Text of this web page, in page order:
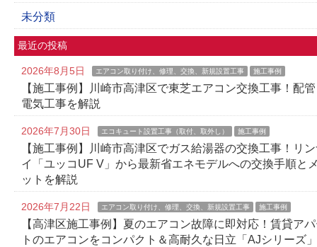
未分類
最近の投稿
2026年8月5日 エアコン取り付け、修理、交換、新規設置工事 施工事例
【施工事例】川崎市高津区で東芝エアコン交換工事！配
電気工事を解説
2026年7月30日 エコキュート設置工事（取付、取外し） 施工事例
【施工事例】川崎市高津区でガス給湯器の交換工事！リ
イ「ユッコUF V」から最新省エネモデルへの交換手順と
ットを解説
2026年7月22日 エアコン取り付け、修理、交換、新規設置工事 施工事例
【高津区施工事例】夏のエアコン故障に即対応！賃貸ア
トのエアコンをコンパクト＆高耐久な日立「AJシリーズ